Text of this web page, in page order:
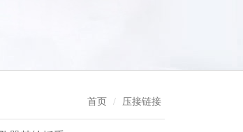
首页 压接链接